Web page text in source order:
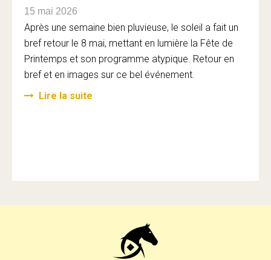
15 mai 2026
Après une semaine bien pluvieuse, le soleil a fait un
bref retour le 8 mai, mettant en lumière la Fête de
Printemps et son programme atypique. Retour en
bref et en images sur ce bel événement.
Lire la suite